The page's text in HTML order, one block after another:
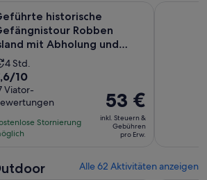
historische
Robben
mit Abholung und
Die
Aktivität
dauert
4
Stunden
4 Std.
10
Viator-
Stornierung
Der
Preis
beträgt
53 €
Erw.
53 €
inkl. Steuern &
Gebühren
pro Erw.
Alle 62 Aktivitäten anzeigen